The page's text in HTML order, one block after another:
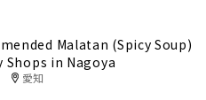
Malatan (Spicy Soup)
Shops in Nagoya
愛知